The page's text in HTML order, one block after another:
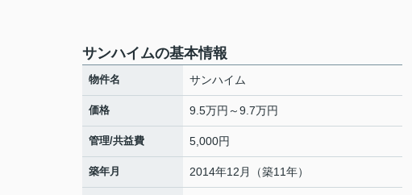
サンハイムの基本情報
物件名 サンハイム
価格 9.5万円～9.7万円
管理/共益費 5,000円
築年月 2014年12月（築11年）